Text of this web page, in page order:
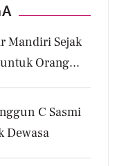
Mandiri Sejak
Orang...
C Sasmi
Dewasa